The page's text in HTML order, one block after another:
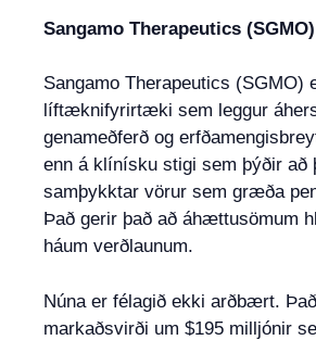
Sangamo Therapeutics (SGMO)
Sangamo Therapeutics (SGMO)
líftæknifyrirtæki sem leggur
genameðferð og
enn á klínísku stigi sem þýðir að
samþykktar vörur sem græða
Það gerir það að áhættusömum
háum verðlaunum.
Núna er félagið ekki arðbært.
markaðsvirði um $195 milljónir